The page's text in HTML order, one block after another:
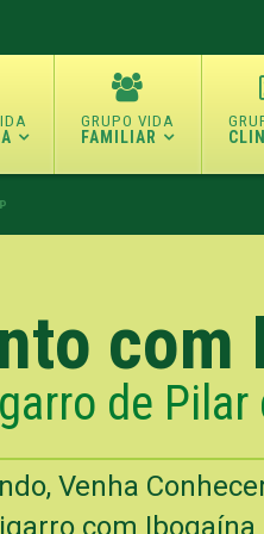
FAMILIAR
com
de Pilar
Venha
com